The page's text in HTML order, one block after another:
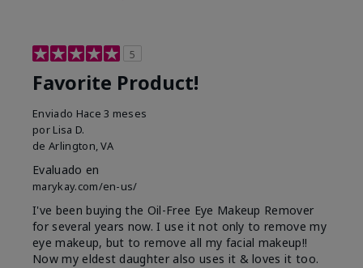
5
Favorite Product!
Enviado Hace 3 meses
por Lisa D.
de Arlington, VA
Evaluado en
marykay.com/en-us/
I've been buying the Oil-Free Eye Makeup Remover
for several years now. I use it not only to remove my
eye makeup, but to remove all my facial makeup!!
Now my eldest daughter also uses it & loves it too.